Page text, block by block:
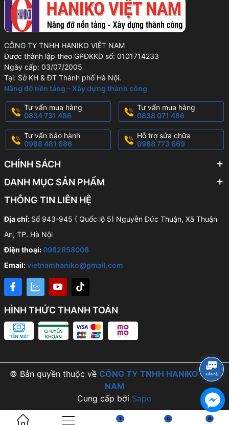
CÔNG TY TNHH HANIKO VIỆT NAM
Được thành lập theo GPĐKKD số: 0101714233
Ngày cấp: 03/07/2005
Tại: Sở KH & ĐT Thành phố Hà Nội.
Nâng đỡ nền tảng - Xây dựng thành công
Tư vấn mua hàng
0834 731 486
Tư vấn mua hàng
0838 071 486
Tư vấn bảo hành
0988 481 886
Hỗ trợ sửa chữa
0988 773 669
CHÍNH SÁCH
DANH MỤC SẢN PHẨM
THÔNG TIN LIÊN HỆ
Địa chỉ: Số 943-945 ( Quốc lộ 5) Nguyễn Đức Thuận, Xã Thuận
An, TP. Hà Nội
Điện thoại:0982858008
Email:vietnamhaniko@gmail.com
HÌNH THỨC THANH TOÁN
© Bản quyền thuộc về CÔNG TY TNHH HANIKO VIỆT
NAM
Cung cấp bởi Sapo
1 0 0